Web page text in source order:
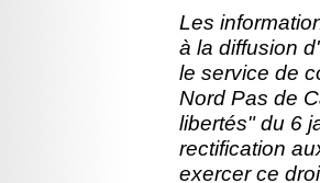
Les
à la diffusion
le service de
Nord Pas de
libertés" du 6
rectification
exercer ce